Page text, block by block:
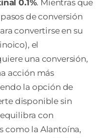
0.1%. Mientras que
de conversión
convertirse en su
el
una conversión,
acción más
la opción de
disponible sin
con
como la Alantoína,